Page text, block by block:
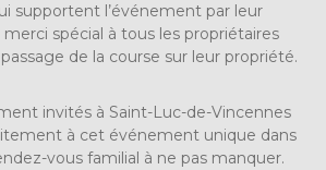
supportent l’événement par leur
spécial à tous les propriétaires
de la course sur leur propriété.
invités à Saint-Luc-de-Vincennes
à cet événement unique dans
vous familial à ne pas manquer.